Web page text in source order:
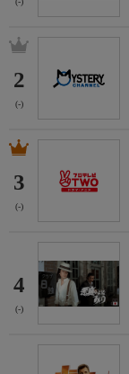
【視聴制限】
(-)
2
(-)
3
(-)
4
(-)